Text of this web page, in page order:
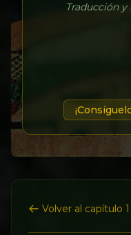
Traducción
Volver al capítulo 1